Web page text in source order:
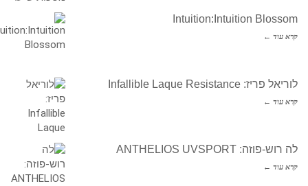
Intuition:Intuition Blossom
קרא עוד ←
לוריאל פריז: Infallible Laque Resistance
קרא עוד ←
לה רוש-פוזה: ANTHELIOS UVSPORT
קרא עוד ←